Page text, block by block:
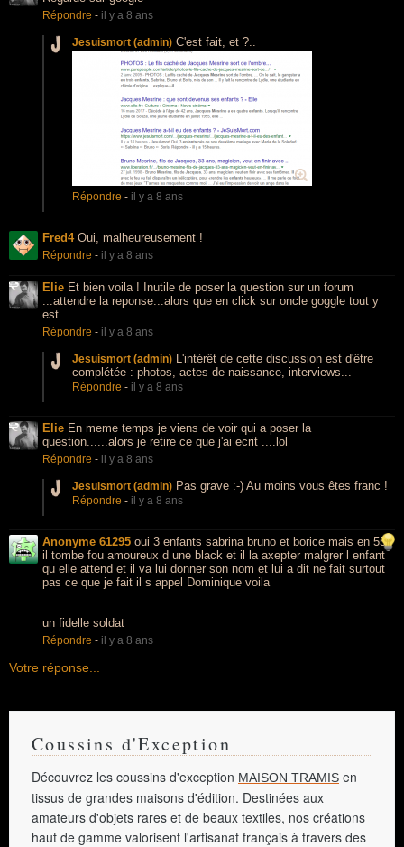
Répondre - il y a 8 ans
Jesuismort (admin) C'est fait, et ?..
Répondre - il y a 8 ans
Fred4Oui, malheureusement !
Répondre - il y a 8 ans
Elie Et bien voila ! Inutile de poser la question sur un forum
...attendre la reponse...alors que en click sur oncle goggle tout y
est
Répondre - il y a 8 ans
Jesuismort (admin) L'intérêt de cette discussion est d'être
complétée : photos, actes de naissance, interviews...
Répondre - il y a 8 ans
Elie En meme temps je viens de voir qui a poser la
question......alors je retire ce que j'ai ecrit ....lol
Répondre - il y a 8 ans
Jesuismort (admin) Pas grave :-) Au moins vous êtes franc !
Répondre - il y a 8 ans
Anonyme 61295 oui 3 enfants sabrina bruno et borice mais en 55
il tombe fou amoureux d une black et il la axepter malgrer l enfant
qu elle attend et il va lui donner son nom et lui a dit ne fait surtout
pas ce que je fait il s appel Dominique voila
un fidelle soldat
Répondre - il y a 8 ans
Votre réponse...
Coussins d'Exception
Découvrez les coussins d'exception MAISON TRAMIS en
tissus de grandes maisons d'édition. Destinées aux
amateurs d'objets rares et de beaux textiles, nos créations
haut de gamme valorisent l'artisanat français à travers des